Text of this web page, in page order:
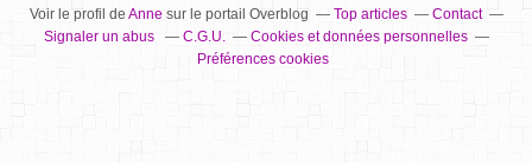
Voir le profil de Annesur le portail Overblog Top articles
Contact
Signaler un abus
C.G.U.
Cookies et données personnelles
Préférences cookies